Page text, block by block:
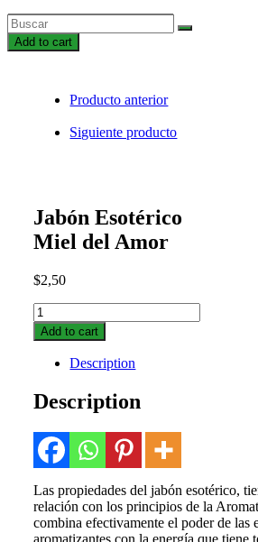
Jabón
Esotérico
Miel
Add to cart
Producto anterior
Siguiente producto
Jabón Esotérico
Miel del Amor
$2,50
Jabón
Esotérico
Miel
quantity
Add to cart
Description
Description
Las propiedades del jabón esotérico,
relación con los principios de la
combina efectivamente el poder de las
aromatizantes con la energía que tiene